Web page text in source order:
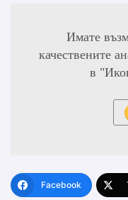
Имате
качествените
в
Facebook